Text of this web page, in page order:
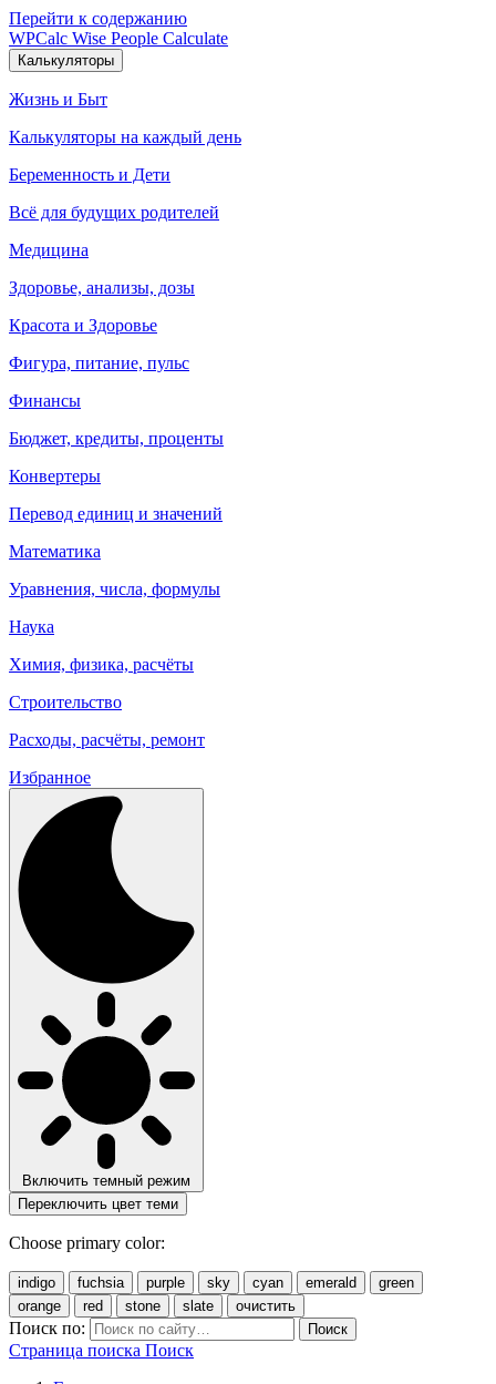
Перейти к содержанию
WPCalc Wise People Calculate
Калькуляторы
Жизнь и Быт
Калькуляторы на каждый день
Беременность и Дети
Всё для будущих родителей
Медицина
Здоровье, анализы, дозы
Красота и Здоровье
Фигура, питание, пульс
Финансы
Бюджет, кредиты, проценты
Конвертеры
Перевод единиц и значений
Математика
Уравнения, числа, формулы
Наука
Химия, физика, расчёты
Строительство
Расходы, расчёты, ремонт
Избранное
Включить темный режим
Переключить цвет теми
Choose primary color:
indigo fuchsia purple sky cyan emerald
green
orange
red stone slate очистить
Поиск по: Поиск
Страница поиска Поиск